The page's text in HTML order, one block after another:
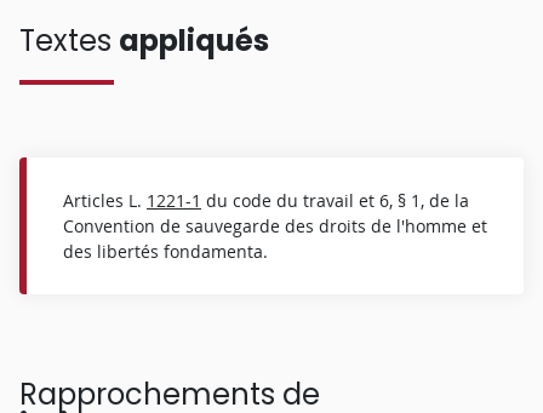
Textes appliqués
Articles L. 1221-1 du code du travail et 6, § 1, de la
Convention de sauvegarde des droits de l'homme et
des libertés fondamenta.
Rapprochements de